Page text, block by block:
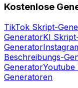
Kostenlose
TikTok Skript-
GeneratorKI
Generator
Beschreibungs-
GeneratorYoutube
Generatoren